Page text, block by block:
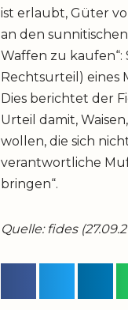
ist erlaubt, Güter
an den
Waffen zu kaufen“:
Rechtsurteil) eines
Dies berichtet der
Urteil damit,
wollen, die sich
verantwortliche
bringen“.
Quelle: fides